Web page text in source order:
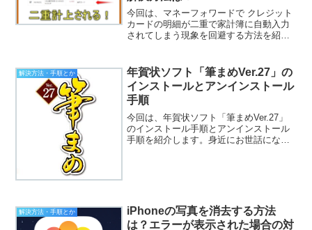
今回は、マネーフォワードで クレジット
カードの明細が二重で家計簿に自動入力
されてしまう現象を回避する方法を紹介
ラウドサービスを利用して家計簿をつけ
ています！機能は色々...
解決方法・手順とか
年賀状ソフト「筆まめVer.27」の
インストールとアンインストール
手順
今回は、年賀状ソフト「筆まめVer.27」
のインストール手順とアンインストール
手順を紹介します。身近にお世話になっ
解決方法・手順とか
iPhoneの写真を消去する方法
は？エラーが表示された場合の対